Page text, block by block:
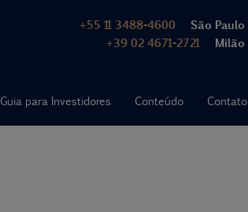
+55 11 3488-4600 São Paulo
+39 02 4671-2721 Milão
Guia para Investidores Conteúdo Contato